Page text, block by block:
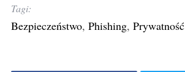
Tagi:
Bezpieczeństwo, Phishing, Prywatność